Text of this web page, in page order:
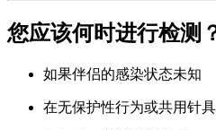
您应该何时进行检测
如果伴侣的感染状态未知
在无保护性行为或共用针